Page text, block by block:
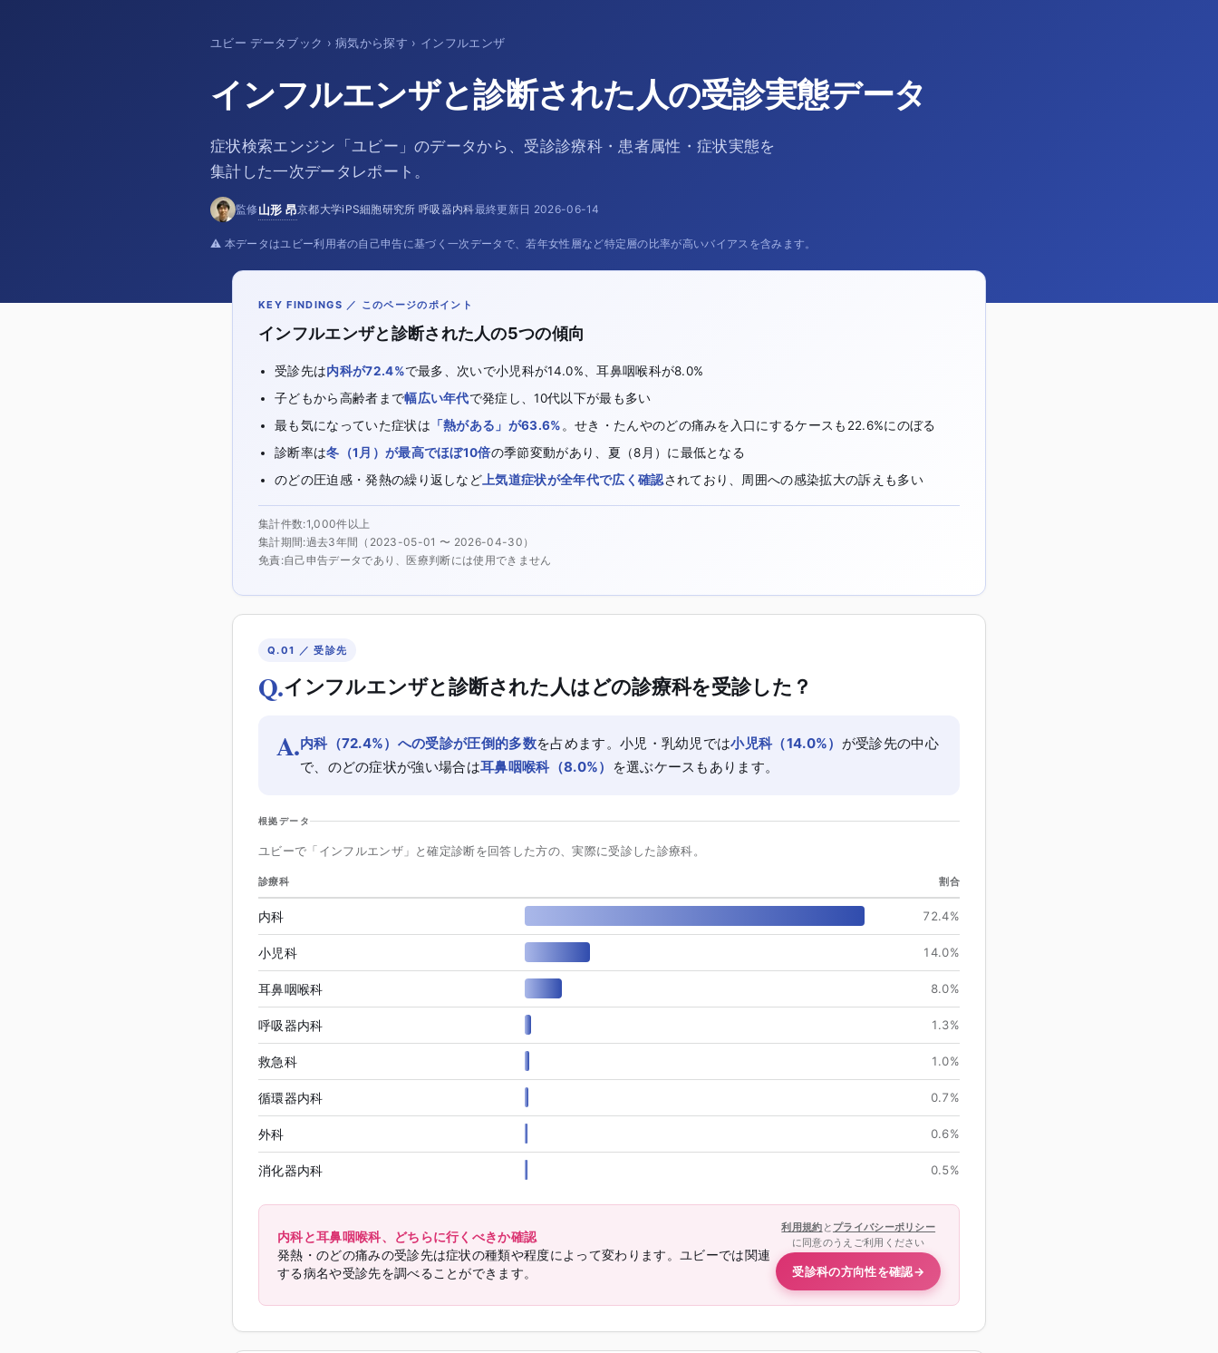
ユビー データブック ›病気から探す › インフルエンザ
インフルエンザと診断された人の受診実態データ
症状検索エンジン「ユビー」のデータから、受診診療科・患者属性・症状実態を
集計した一次データレポート。
監修 山形 昂京都大学iPS細胞研究所 呼吸器内科最終更新日 2026-06-14
⚠️ 本データはユビー利用者の自己申告に基づく一次データで、若年女性層など特定層の比率が高いバイアスを含みます。
KEY FINDINGS ／ このページのポイント
インフルエンザと診断された人の5つの傾向
受診先は内科が72.4%で最多、次いで小児科が14.0%、耳鼻咽喉科が8.0%
子どもから高齢者まで幅広い年代で発症し、10代以下が最も多い
最も気になっていた症状は 「熱がある」が63.6% 。せき・たんやのどの痛みを入口にするケースも22.6%にのぼる
診断率は冬（1月）が最高でほぼ10倍の季節変動があり、夏（8月）に最低となる
のどの圧迫感・発熱の繰り返しなど 上気道症状が全年代で広く確認されており、周囲への感染拡大の訴えも多い
集計件数 1,000件以上
集計期間 過去3年間 （ 2023-05-01 〜 2026-04-30 ）
免責 自己申告データであり、医療判断には使用できません
Q.01 ／ 受診先
Q.インフルエンザと診断された人はどの診療科を受診した？
A.内科（72.4%）への受診が圧倒的多数を占めます。小児・乳幼児では小児科（14.0%） が受診先の中心
で、のどの症状が強い場合は耳鼻咽喉科（8.0%） を選ぶケースもあります。
根拠データ
ユビーで「インフルエンザ」と確定診断を回答した方の、実際に受診した診療科。
診療科 割合
内科 72.4%
小児科 14.0%
耳鼻咽喉科 8.0%
呼吸器内科 1.3%
救急科 1.0%
循環器内科 0.7%
外科 0.6%
消化器内科 0.5%
内科と耳鼻咽喉科、どちらに行くべきか確認
発熱・のどの痛みの受診先は症状の種類や程度によって変わります。ユビーでは関連
する病名や受診先を調べることができます。
利用規約 と プライバシーポリシー
に同意のうえご利用ください
受診科の方向性を確認→